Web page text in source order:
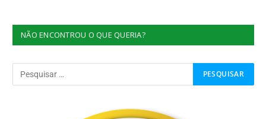
NÃO ENCONTROU O QUE QUERIA?